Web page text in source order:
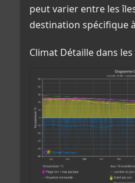
peut varier entre les
destination spécifique
Climat Détaille dans